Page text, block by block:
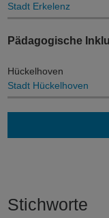
Stadt Erkelenz
Pädagogische
Hückelhoven
Stadt Hückelhoven
Stichworte